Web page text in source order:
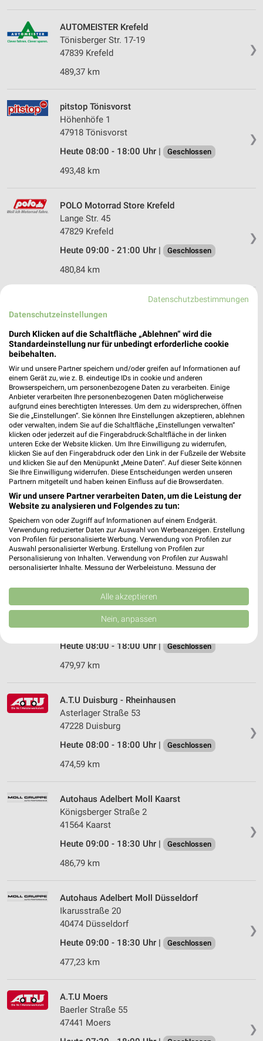
❯
AUTOMEISTER Krefeld
Tönisberger Str. 17-19
47839 Krefeld
489,37 km
❯
pitstop Tönisvorst
Höhenhöfe 1
47918 Tönisvorst
Heute 08:00 - 18:00 Uhr |
Geschlossen
493,48 km
❯
POLO Motorrad Store Krefeld
Lange Str. 45
47829 Krefeld
Heute 09:00 - 21:00 Uhr |
Geschlossen
480,84 km
Hanns-Martin-Schleyer-Straße 2 b
47877 Willich
Heute 07:30 - 17:30 Uhr | Geschlossen
492,76 km
A.T.U Kempen
Kerkener Straße 84
47906 Kempen
Heute 08:00 - 17:00 Uhr | Geschlossen
495,51 km
A.T.U Duisburg - Wanheim
Ehinger Straße 104
47249 Duisburg
Heute 08:00 - 17:30 Uhr | Geschlossen
474,03 km
❯
Auto + Motorrad Klisch Moers
Am Schürmannshütt 4
47441 Moers
Heute 08:00 - 18:00 Uhr | Geschlossen
479,97 km
❯
A.T.U Duisburg - Rheinhausen
Asterlager Straße 53
47228 Duisburg
Heute 08:00 - 18:00 Uhr |
Geschlossen
474,59 km
❯
Autohaus Adelbert Moll Kaarst
Königsberger Straße 2
41564 Kaarst
Heute 09:00 - 18:30 Uhr |
Geschlossen
486,79 km
❯
Autohaus Adelbert Moll Düsseldorf
Ikarusstraße 20
40474 Düsseldorf
Heute 09:00 - 18:30 Uhr |
Geschlossen
477,23 km
❯
A.T.U Moers
Baerler Straße 55
47441 Moers
Datenschutzbestimmungen
Datenschutzeinstellungen
Durch Klicken auf die Schaltfläche „Ablehnen“ wird die
Standardeinstellung nur für unbedingt erforderliche cookie
beibehalten.
Wir und unsere Partner speichern und/oder greifen auf Informationen auf
einem Gerät zu, wie z. B. eindeutige IDs in cookie und anderen
Browserspeichern, um personenbezogene Daten zu verarbeiten. Einige
Anbieter verarbeiten Ihre personenbezogenen Daten möglicherweise
aufgrund eines berechtigten Interesses. Um dem zu widersprechen, öffnen
Sie die „Einstellungen“. Sie können Ihre Einstellungen akzeptieren, ablehnen
oder verwalten, indem Sie auf die Schaltfläche „Einstellungen verwalten“
klicken oder jederzeit auf die Fingerabdruck-Schaltfläche in der linken
unteren Ecke der Website klicken. Um Ihre Einwilligung zu widerrufen,
klicken Sie auf den Fingerabdruck oder den Link in der Fußzeile der Website
und klicken Sie auf den Menüpunkt „Meine Daten“. Auf dieser Seite können
Sie Ihre Einwilligung widerrufen. Diese Entscheidungen werden unseren
Partnern mitgeteilt und haben keinen Einfluss auf die Browserdaten.
Wir und unsere Partner verarbeiten Daten, um die Leistung der
Website zu analysieren und Folgendes zu tun:
Speichern von oder Zugriff auf Informationen auf einem Endgerät.
Verwendung reduzierter Daten zur Auswahl von Werbeanzeigen. Erstellung
von Profilen für personalisierte Werbung. Verwendung von Profilen zur
Auswahl personalisierter Werbung. Erstellung von Profilen zur
Personalisierung von Inhalten. Verwendung von Profilen zur Auswahl
personalisierter Inhalte. Messung der Werbeleistung. Messung der
Kombinationen von Daten aus verschiedenen Quellen. Entwicklung und
Verbesserung der Angebote. Verwendung reduzierter Daten zur Auswahl
von Inhalten.
Daten können außerhalb der Europäischen Union weitergegeben und in die
Website/App.
Partnerliste anzeigen (1 IAB-Anbieter)
Speichern von oder Zugriff auf Informationen
auf einem Endgerät
Verwendung reduzierter Daten zur Auswahl von
Verwendung von Profilen zur Auswahl
personalisierter Werbung
Erstellung von Profilen zur Personalisierung
Messung der Werbeleistung
Messung der Performance von Inhalten
Analyse von Zielgruppen durch Statistiken oder
Entwicklung und Verbesserung der Angebote
Alle akzeptieren
Nein, anpassen